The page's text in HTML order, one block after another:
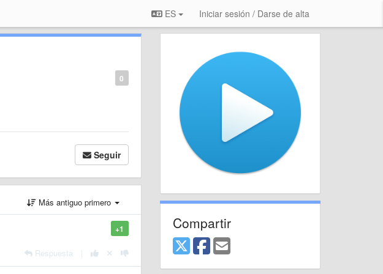
ES Iniciar sesión / Darse de alta
0
Seguir
Más antiguo primero
+1
Respuesta
Compartir